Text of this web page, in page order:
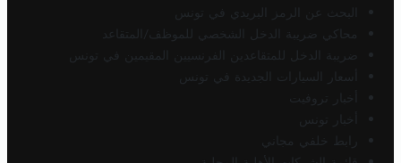
البحث عن الرمز البريدي في تونس
محاكي ضريبة الدخل الشخصي للموظف/المتقاعد
ضريبة الدخل للمتقاعدين الفرنسيين المقيمين في تونس
أسعار السيارات الجديدة في تونس
أخبار تروفيت
أخبار تونس
رابط خلفي مجاني